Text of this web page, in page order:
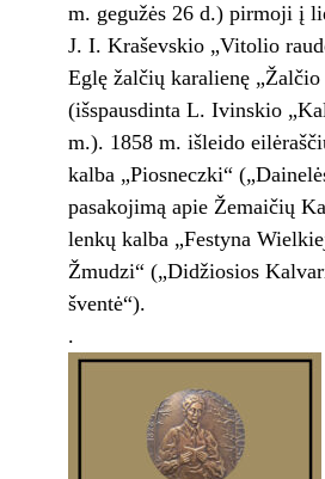
m. gegužės 26 d.) pirmoji į
J. I. Kraševskio „Vitolio
Eglę žalčių karalienę „Žalčio
(išspausdinta L. Ivinskio
m.). 1858 m. išleido
kalba „Piosneczki“
pasakojimą apie Žemaičių
lenkų kalba „Festyna
Žmudzi“ („Didžiosios
šventė“).
.